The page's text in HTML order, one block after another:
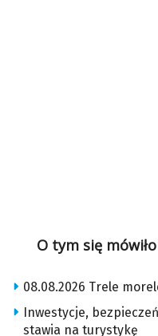
O tym się mówiło
08.08.2026 Trele
Inwestycje,
stawia na turystykę